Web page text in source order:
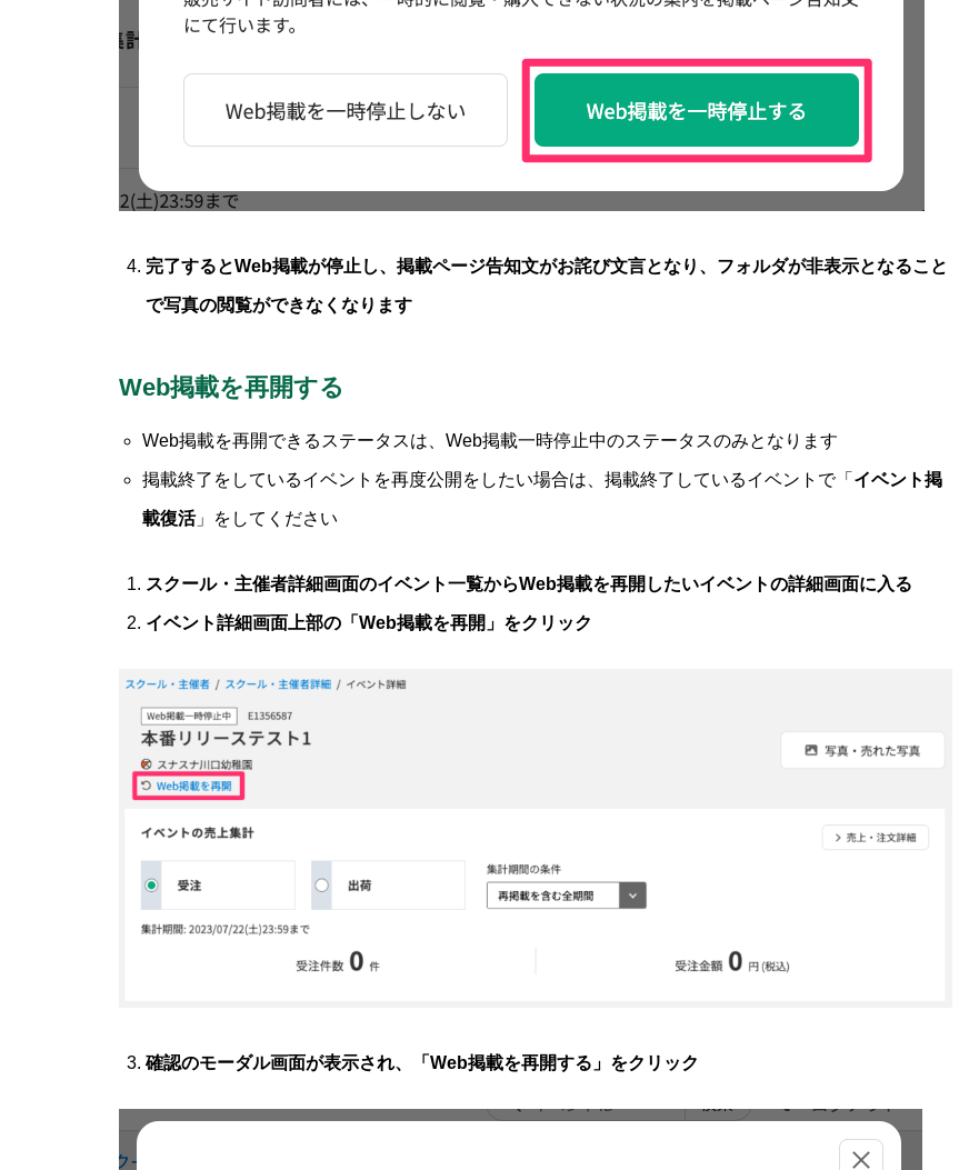
完了するとWeb掲載が停止し、掲載ページ告知文がお詫び文言となり、フォルダが非表示となること
で写真の閲覧ができなくなります
Web掲載を再開する
Web掲載を再開できるステータスは、Web掲載一時停止中のステータスのみとなります
掲載終了をしているイベントを再度公開をしたい場合は、掲載終了しているイベントで「 イベント掲
載復活」をしてください
スクール・主催者詳細画面のイベント一覧からWeb掲載を再開したいイベントの詳細画面に入る
イベント詳細画面上部の「Web掲載を再開」をクリック
確認のモーダル画面が表示され、「Web掲載を再開する」をクリック